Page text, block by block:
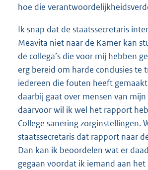
hoe die
Ik snap dat de staatssecretaris
Meavita niet naar de Kamer kan
de collega’s die voor mij hebben
erg bereid om harde conclusies te
iedereen die fouten heeft
daarbij gaat over mensen van
daarvoor wil ik wel het rapport
College sanering zorginstellingen.
staatssecretaris dat rapport naar
Dan kan ik beoordelen wat er
gegaan voordat ik iemand aan het